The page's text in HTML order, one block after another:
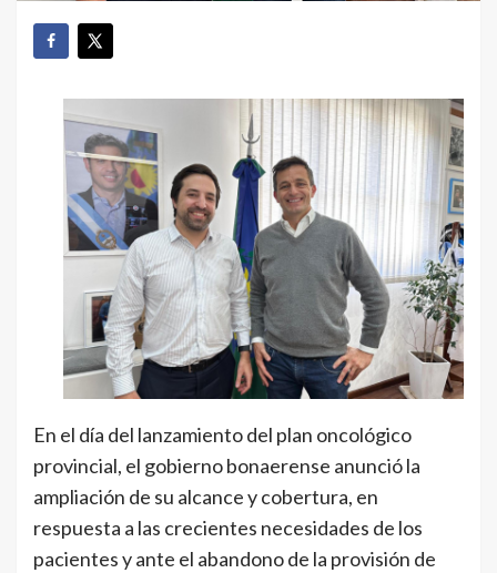
En el día del lanzamiento del plan oncológico
provincial, el gobierno bonaerense anunció la
ampliación de su alcance y cobertura, en
respuesta a las crecientes necesidades de los
pacientes y ante el abandono de la provisión de